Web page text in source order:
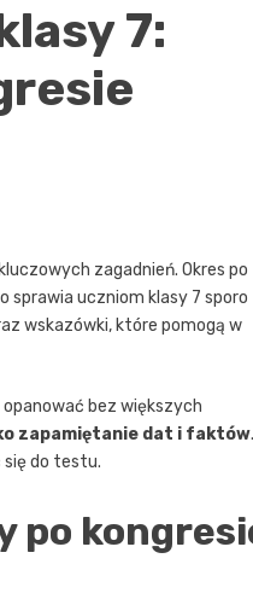
7:
zagadnień. Okres po
sprawia uczniom klasy 7 sporo
wskazówki, które pomogą w
bez większych
zapamiętanie dat i faktów.
do testu.
po